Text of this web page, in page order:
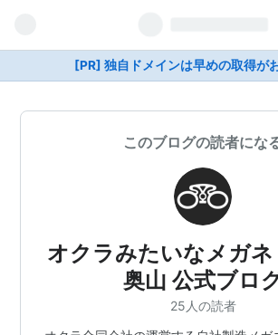
[PR] 独自ドメインは早めの取得が
このブログの読者にな
オクラみたいなメガネ
奥山 公式ブロ
25人の読者